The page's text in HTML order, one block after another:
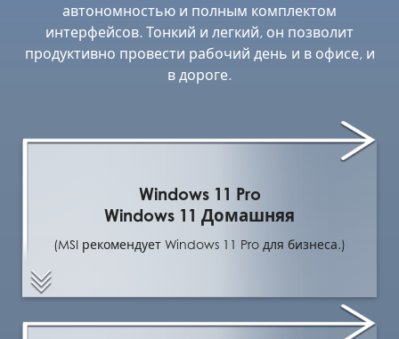
автономностью и полным комплектом
интерфейсов. Тонкий и легкий, он позволит
продуктивно провести рабочий день и в офисе, и
в дороге.
Windows 11 Pro
Windows 11 Домашняя
(MSI рекомендует Windows 11 Pro для бизнеса.)